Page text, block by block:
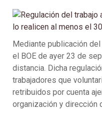
Mediante publicación
el BOE de ayer 23 de
distancia. Dicha
trabajadores que
retribuidos por cuenta
organización y dirección